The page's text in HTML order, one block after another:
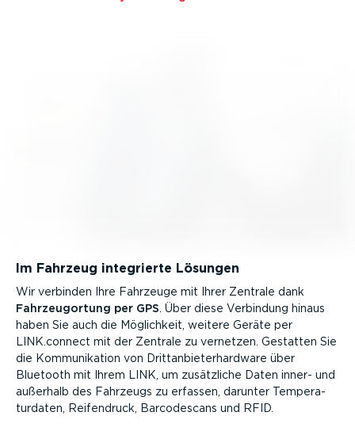
Im Fahrzeug integrierte Lösungen
Wir verbinden Ihre Fahrzeuge mit Ihrer Zentrale dank
Fahrzeu­g­ortung per GPS . Über diese Verbindung hinaus
haben Sie auch die Möglichkeit, weitere Geräte per
LINK.connect mit der Zentrale zu vernetzen. Gestatten Sie
die Kommu­ni­kation von Dritt­an­biet­er­hardware über
Bluetooth mit Ihrem LINK, um zusätzliche Daten inner- und
außerhalb des Fahrzeugs zu erfassen, darunter Tempe­ra­
tur­daten, Reifendruck, Barcode­scans und RFID.